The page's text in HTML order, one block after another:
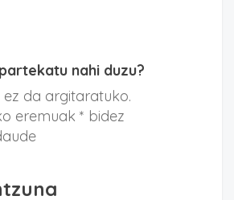
nahi duzu?
da argitaratuko.
eremuak * bidez